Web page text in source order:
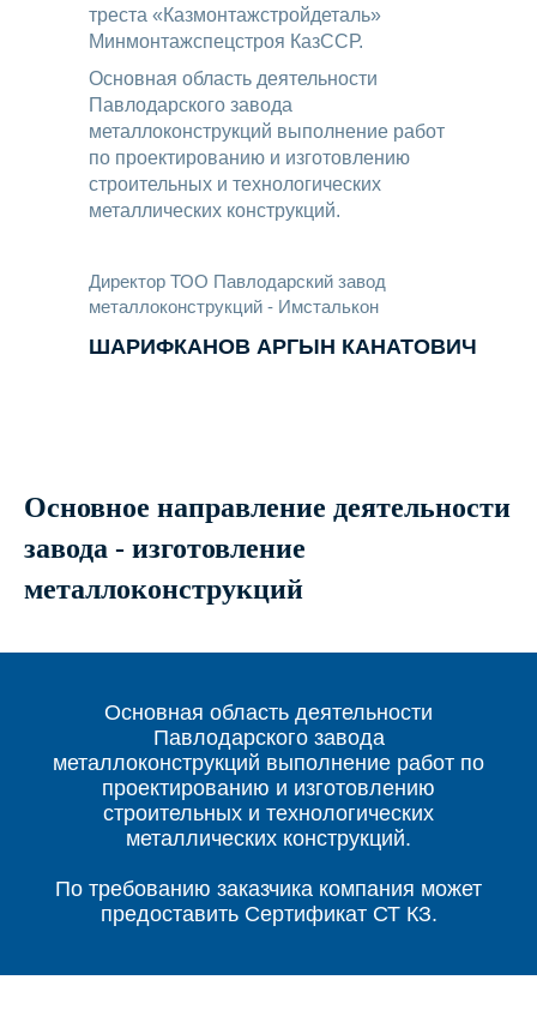
Директор ТОО Павлодарский завод
металлоконструкций - Имсталькон
ШАРИФКАНОВ АРГЫН КАНАТОВИЧ
треста «Казмонтажстройдеталь»
Минмонтажспецстроя КазССР.
Основная область деятельности
Павлодарского завода
металлоконструкций выполнение работ
по проектированию и изготовлению
строительных и технологических
металлических конструкций.
Основное направление деятельности
завода - изготовление
металлоконструкций
Основная область деятельности
Павлодарского завода
металлоконструкций выполнение работ по
проектированию и изготовлению
строительных и технологических
металлических конструкций.
По требованию заказчика компания может
предоставить Сертификат СТ КЗ.